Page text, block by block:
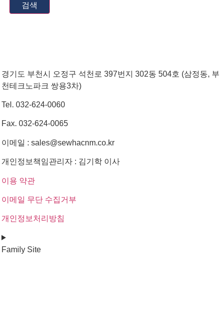
검색
경기도 부천시 오정구 석천로 397번지 302동 504호 (삼정동, 부
천테크노파크 쌍용3차)
Tel. 032-624-0060
Fax. 032-624-0065
이메일 : sales@sewhacnm.co.kr
개인정보책임관리자 : 김기학 이사
이용 약관
이메일 무단 수집거부
개인정보처리방침
Family Site